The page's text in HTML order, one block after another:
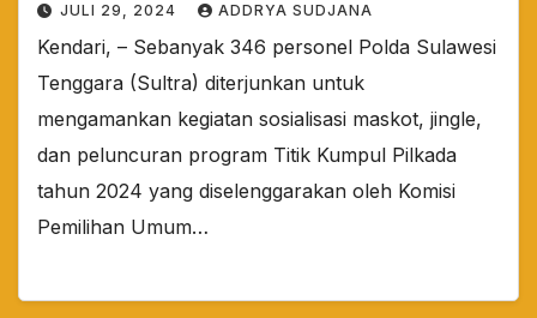
JULI 29, 2024 ADDRYA SUDJANA
Kendari, – Sebanyak 346 personel Polda Sulawesi
Tenggara (Sultra) diterjunkan untuk
mengamankan kegiatan sosialisasi maskot, jingle,
dan peluncuran program Titik Kumpul Pilkada
tahun 2024 yang diselenggarakan oleh Komisi
Pemilihan Umum…